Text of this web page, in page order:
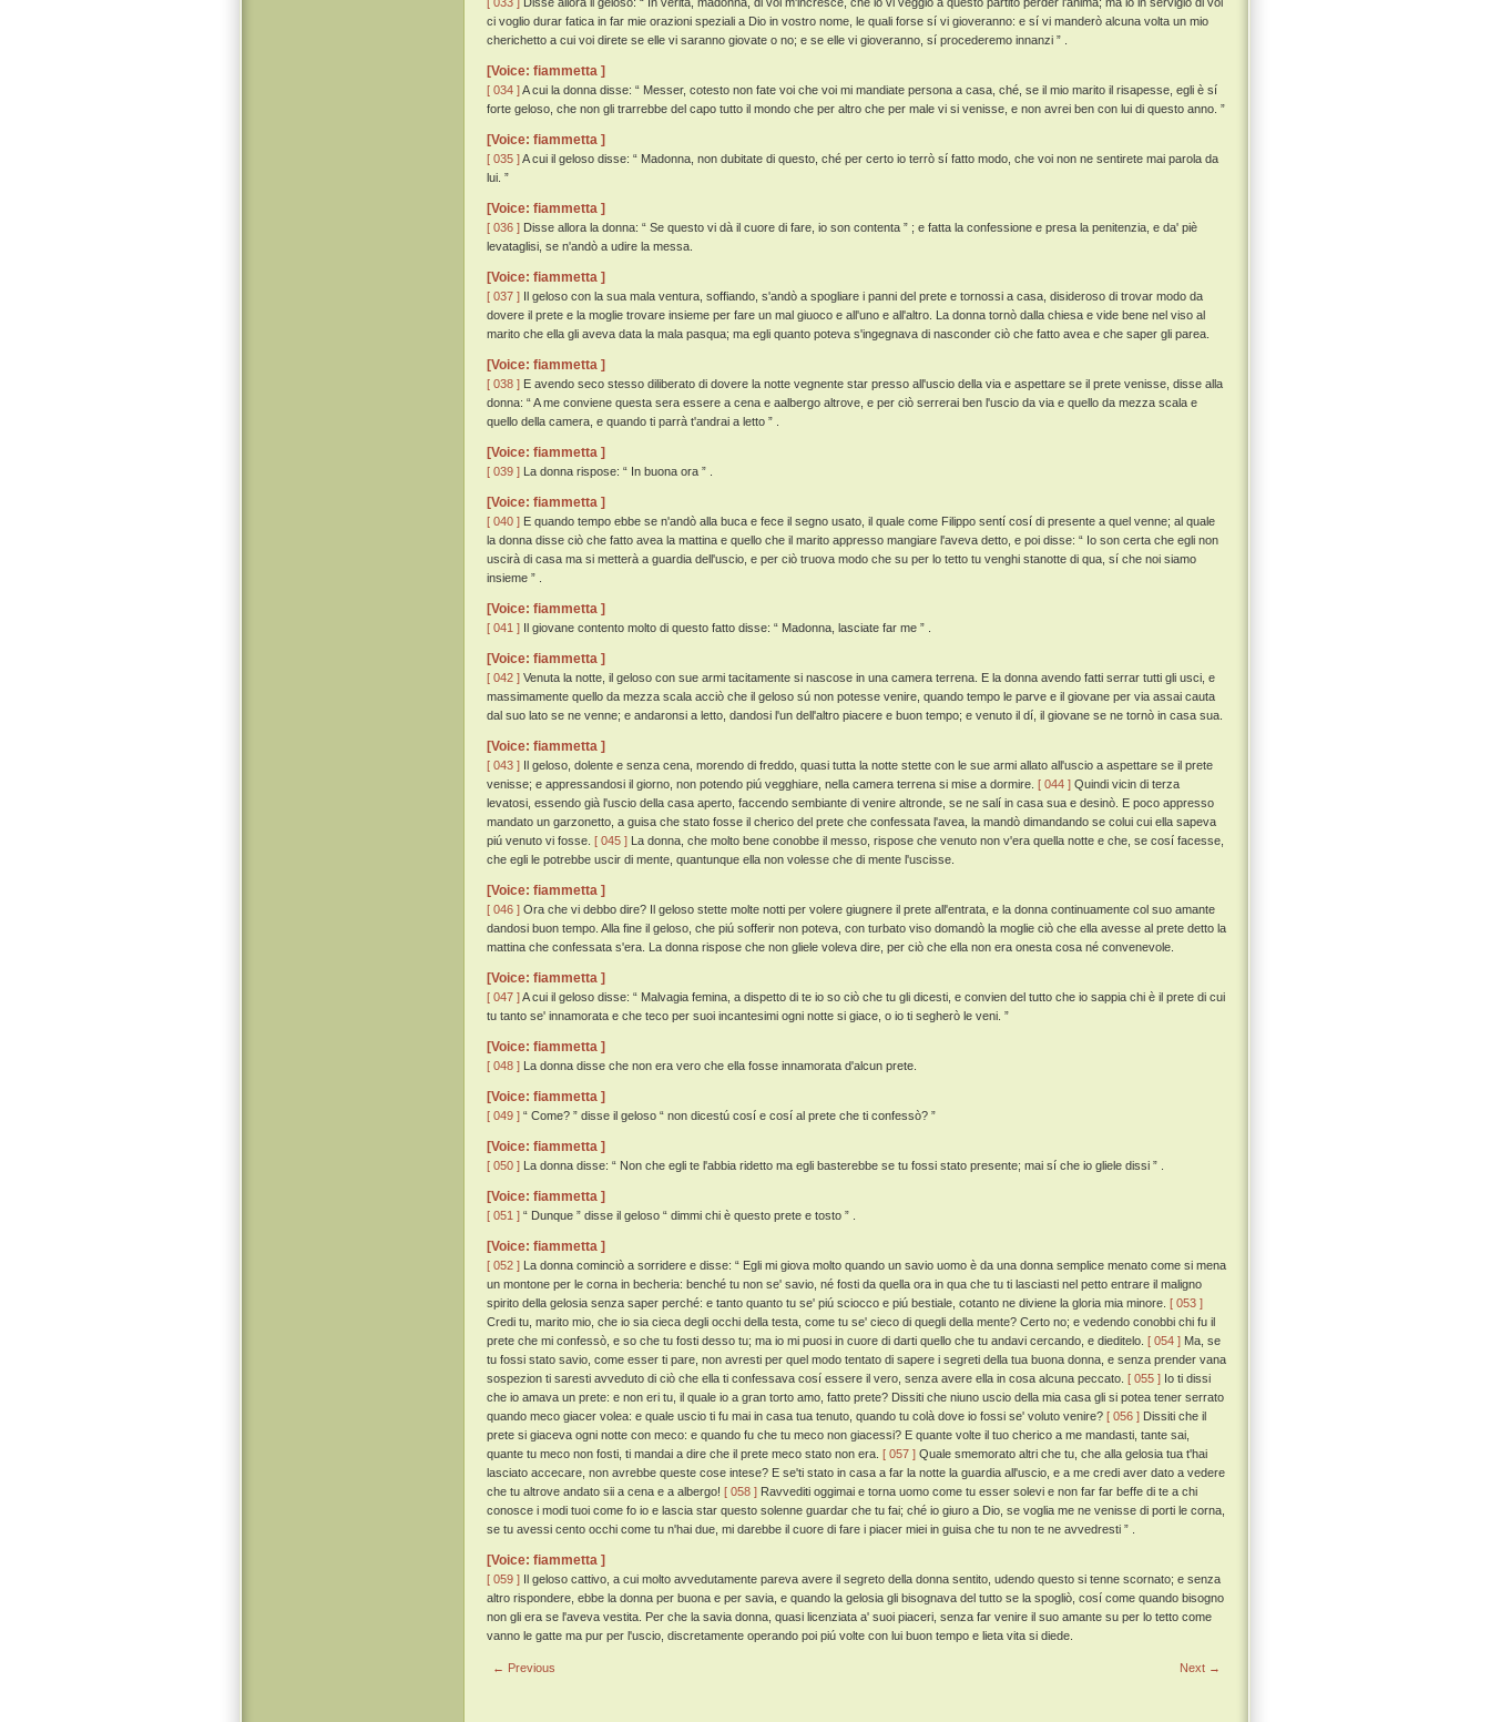
ci voglio durar fatica in far mie orazioni speziali a Dio in vostro nome, le quali forse sí vi gioveranno: e sí vi manderò alcuna volta un mio
cherichetto a cui voi direte se elle vi saranno giovate o no; e se elle vi gioveranno, sí procederemo innanzi ” .
[Voice: fiammetta ]
[ 034 ]A cui la donna disse: “ Messer, cotesto non fate voi che voi mi mandiate persona a casa, ché, se il mio marito il risapesse, egli è sí
forte geloso, che non gli trarrebbe del capo tutto il mondo che per altro che per male vi si venisse, e non avrei ben con lui di questo anno. ”
[Voice: fiammetta ]
[ 035 ]A cui il geloso disse: “ Madonna, non dubitate di questo, ché per certo io terrò sí fatto modo, che voi non ne sentirete mai parola da
lui. ”
[Voice: fiammetta ]
[ 036 ] Disse allora la donna: “ Se questo vi dà il cuore di fare, io son contenta ” ; e fatta la confessione e presa la penitenzia, e da' piè
levataglisi, se n'andò a udire la messa.
[Voice: fiammetta ]
[ 037 ] Il geloso con la sua mala ventura, soffiando, s'andò a spogliare i panni del prete e tornossi a casa, disideroso di trovar modo da
dovere il prete e la moglie trovare insieme per fare un mal giuoco e all'uno e all'altro. La donna tornò dalla chiesa e vide bene nel viso al
marito che ella gli aveva data la mala pasqua; ma egli quanto poteva s'ingegnava di nasconder ciò che fatto avea e che saper gli parea.
[Voice: fiammetta ]
[ 038 ] E avendo seco stesso diliberato di dovere la notte vegnente star presso all'uscio della via e aspettare se il prete venisse, disse alla
donna: “ A me conviene questa sera essere a cena e aalbergo altrove, e per ciò serrerai ben l'uscio da via e quello da mezza scala e
quello della camera, e quando ti parrà t'andrai a letto ” .
[Voice: fiammetta ]
[ 039 ] La donna rispose: “ In buona ora ” .
[Voice: fiammetta ]
[ 040 ] E quando tempo ebbe se n'andò alla buca e fece il segno usato, il quale come Filippo sentí cosí di presente a quel venne; al quale
la donna disse ciò che fatto avea la mattina e quello che il marito appresso mangiare l'aveva detto, e poi disse: “ Io son certa che egli non
uscirà di casa ma si metterà a guardia dell'uscio, e per ciò truova modo che su per lo tetto tu venghi stanotte di qua, sí che noi siamo
insieme ” .
[Voice: fiammetta ]
[ 041 ] Il giovane contento molto di questo fatto disse: “ Madonna, lasciate far me ” .
[Voice: fiammetta ]
[ 042 ] Venuta la notte, il geloso con sue armi tacitamente si nascose in una camera terrena. E la donna avendo fatti serrar tutti gli usci, e
massimamente quello da mezza scala acciò che il geloso sú non potesse venire, quando tempo le parve e il giovane per via assai cauta
dal suo lato se ne venne; e andaronsi a letto, dandosi l'un dell'altro piacere e buon tempo; e venuto il dí, il giovane se ne tornò in casa sua.
[Voice: fiammetta ]
[ 043 ] Il geloso, dolente e senza cena, morendo di freddo, quasi tutta la notte stette con le sue armi allato all'uscio a aspettare se il prete
venisse; e appressandosi il giorno, non potendo piú vegghiare, nella camera terrena si mise a dormire. [ 044 ] Quindi vicin di terza
levatosi, essendo già l'uscio della casa aperto, faccendo sembiante di venire altronde, se ne salí in casa sua e desinò. E poco appresso
mandato un garzonetto, a guisa che stato fosse il cherico del prete che confessata l'avea, la mandò dimandando se colui cui ella sapeva
piú venuto vi fosse. [ 045 ] La donna, che molto bene conobbe il messo, rispose che venuto non v'era quella notte e che, se cosí facesse,
che egli le potrebbe uscir di mente, quantunque ella non volesse che di mente l'uscisse.
[Voice: fiammetta ]
[ 046 ] Ora che vi debbo dire? Il geloso stette molte notti per volere giugnere il prete all'entrata, e la donna continuamente col suo amante
dandosi buon tempo. Alla fine il geloso, che piú sofferir non poteva, con turbato viso domandò la moglie ciò che ella avesse al prete detto la
mattina che confessata s'era. La donna rispose che non gliele voleva dire, per ciò che ella non era onesta cosa né convenevole.
[Voice: fiammetta ]
[ 047 ]A cui il geloso disse: “ Malvagia femina, a dispetto di te io so ciò che tu gli dicesti, e convien del tutto che io sappia chi è il prete di cui
tu tanto se' innamorata e che teco per suoi incantesimi ogni notte si giace, o io ti segherò le veni. ”
[Voice: fiammetta ]
[ 048 ] La donna disse che non era vero che ella fosse innamorata d'alcun prete.
[Voice: fiammetta ]
[ 049 ] “ Come? ” disse il geloso “ non dicestú cosí e cosí al prete che ti confessò? ”
[Voice: fiammetta ]
[ 050 ] La donna disse: “ Non che egli te l'abbia ridetto ma egli basterebbe se tu fossi stato presente; mai sí che io gliele dissi ” .
[Voice: fiammetta ]
[ 051 ] “ Dunque ” disse il geloso “ dimmi chi è questo prete e tosto ” .
[Voice: fiammetta ]
[ 052 ] La donna cominciò a sorridere e disse: “ Egli mi giova molto quando un savio uomo è da una donna semplice menato come si mena
un montone per le corna in becheria: benché tu non se' savio, né fosti da quella ora in qua che tu ti lasciasti nel petto entrare il maligno
spirito della gelosia senza saper perché: e tanto quanto tu se' piú sciocco e piú bestiale, cotanto ne diviene la gloria mia minore. [ 053 ]
Credi tu, marito mio, che io sia cieca degli occhi della testa, come tu se' cieco di quegli della mente? Certo no; e vedendo conobbi chi fu il
prete che mi confessò, e so che tu fosti desso tu; ma io mi puosi in cuore di darti quello che tu andavi cercando, e dieditelo. [ 054 ] Ma, se
tu fossi stato savio, come esser ti pare, non avresti per quel modo tentato di sapere i segreti della tua buona donna, e senza prender vana
sospezion ti saresti avveduto di ciò che ella ti confessava cosí essere il vero, senza avere ella in cosa alcuna peccato. [ 055 ] Io ti dissi
che io amava un prete: e non eri tu, il quale io a gran torto amo, fatto prete? Dissiti che niuno uscio della mia casa gli si potea tener serrato
quando meco giacer volea: e quale uscio ti fu mai in casa tua tenuto, quando tu colà dove io fossi se' voluto venire? [ 056 ] Dissiti che il
prete si giaceva ogni notte con meco: e quando fu che tu meco non giacessi? E quante volte il tuo cherico a me mandasti, tante sai,
quante tu meco non fosti, ti mandai a dire che il prete meco stato non era. [ 057 ] Quale smemorato altri che tu, che alla gelosia tua t'hai
lasciato accecare, non avrebbe queste cose intese? E se'ti stato in casa a far la notte la guardia all'uscio, e a me credi aver dato a vedere
che tu altrove andato sii a cena e a albergo! [ 058 ] Ravvediti oggimai e torna uomo come tu esser solevi e non far far beffe di te a chi
conosce i modi tuoi come fo io e lascia star questo solenne guardar che tu fai; ché io giuro a Dio, se voglia me ne venisse di porti le corna,
se tu avessi cento occhi come tu n'hai due, mi darebbe il cuore di fare i piacer miei in guisa che tu non te ne avvedresti ” .
[Voice: fiammetta ]
[ 059 ] Il geloso cattivo, a cui molto avvedutamente pareva avere il segreto della donna sentito, udendo questo si tenne scornato; e senza
altro rispondere, ebbe la donna per buona e per savia, e quando la gelosia gli bisognava del tutto se la spogliò, cosí come quando bisogno
non gli era se l'aveva vestita. Per che la savia donna, quasi licenziata a' suoi piaceri, senza far venire il suo amante su per lo tetto come
vanno le gatte ma pur per l'uscio, discretamente operando poi piú volte con lui buon tempo e lieta vita si diede.
← Previous Next →